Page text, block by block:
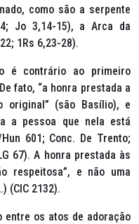
como são a serpente
Jo 3,14-15), a Arca da
1Rs 6,23-28).
é contrário ao primeiro
fato, “a honra prestada a
original” (são Basílio), e
a pessoa que nela está
601; Conc. De Trento;
67). A honra prestada às
respeitosa”, e não uma
(CIC 2132).
os atos de adoração